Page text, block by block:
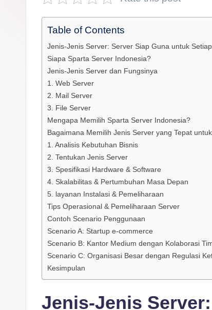
Table of Contents
Jenis-Jenis Server: Server Siap Guna untuk
Siapa Sparta Server Indonesia?
Jenis-Jenis Server dan Fungsinya
1. Web Server
2. Mail Server
3. File Server
Mengapa Memilih Sparta Server Indonesia?
Bagaimana Memilih Jenis Server yang Tepat
1. Analisis Kebutuhan Bisnis
2. Tentukan Jenis Server
3. Spesifikasi Hardware & Software
4. Skalabilitas & Pertumbuhan Masa Depan
5. layanan Instalasi & Pemeliharaan
Tips Operasional & Pemeliharaan Server
Contoh Scenario Penggunaan
Scenario A: Startup e-commerce
Scenario B: Kantor Medium dengan Kolaborasi
Scenario C: Organisasi Besar dengan Regulasi
Kesimpulan
Jenis-Jenis